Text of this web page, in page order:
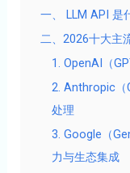
一、 LLM API 是
二、2026十大主
1. OpenAI（
2. Anthropic（
处理
3. Google（
力与生态集成